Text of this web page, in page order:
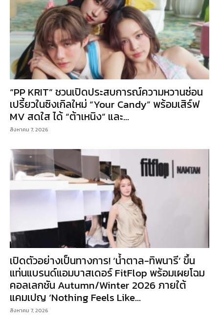
“PP KRIT” ชวนเปิดประสบการณ์ความหวานซ่อน
เปรี้ยวในซิงเกิลใหม่ “Your Candy” พร้อมเสิร์ฟ
MV สดใส ได้ “ต้าเหนิง” และ...
สิงหาคม 7, 2026
เปิดตัวอย่างเป็นทางการ! ‘น้ำตาล-ทิพนารี’ ขึ้น
แท่นแบรนด์แอมบาสเดอร์ FitFlop พร้อมเผยโฉม
คอลเลกชัน Autumn/Winter 2026 ภายใต้
แคมเปญ ‘Nothing Feels Like...
สิงหาคม 7, 2026